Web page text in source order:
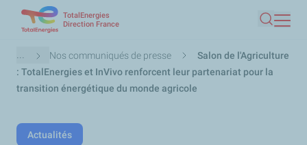
contenu
principal
TotalEnergies
Direction France
Fil
d'Ariane
... Nos communiqués de presse
Salon de l'Agriculture
: TotalEnergies et InVivo renforcent leur partenariat pour la
transition énergétique du monde agricole
Actualités